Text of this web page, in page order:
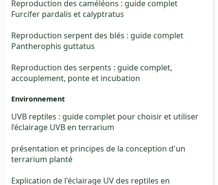
Reproduction des caméléons : guide complet
Furcifer pardalis et calyptratus
Reproduction serpent des blés : guide complet
Pantherophis guttatus
Reproduction des serpents : guide complet,
accouplement, ponte et incubation
Environnement
UVB reptiles : guide complet pour choisir et utiliser
l’éclairage UVB en terrarium
présentation et principes de la conception d'un
terrarium planté
Explication de l'éclairage UV des reptiles en